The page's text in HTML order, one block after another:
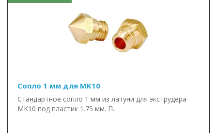
Сопло 1 мм для MK10
Стандартное сопло 1 мм из латуни для экструдера
МК10 под пластик 1.75 мм. П..